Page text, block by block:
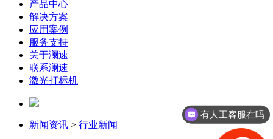
产品中心
解决方案
应用案例
服务支持
关于澜速
联系澜速
激光打标机
新闻资讯 > 行业新闻
有人工客服在吗